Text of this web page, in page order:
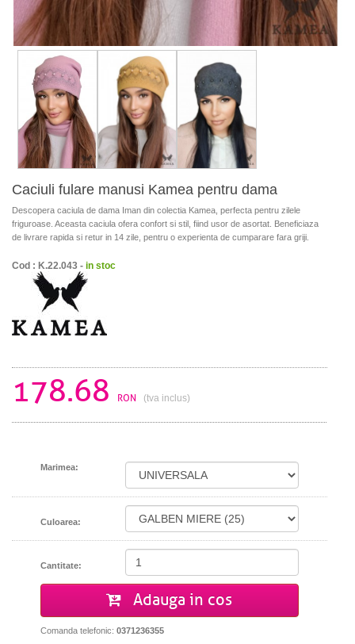
Caciuli fulare manusi Kamea pentru dama
Descopera caciula de dama Iman din colectia Kamea, perfecta pentru zilele
friguroase. Aceasta caciula ofera confort si stil, fiind usor de asortat. Beneficiaza
de livrare rapida si retur in 14 zile, pentru o experienta de cumparare fara griji.
Cod : K.22.043 - in stoc
178.68 RON (tva inclus)
Marimea:
Culoarea:
Cantitate:
Adauga in cos
Comanda telefonic: 0371236355